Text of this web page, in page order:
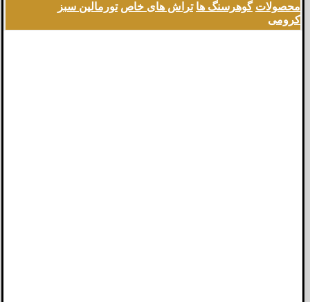
محصولات گوهرسنگ ها تراش های خاص تورمالین سبز
کرومی